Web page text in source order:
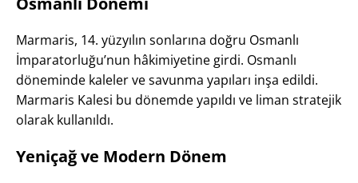
Marmaris, 14. yüzyılın sonlarına doğru Osmanlı
İmparatorluğu’nun hâkimiyetine girdi. Osmanlı
döneminde kaleler ve savunma yapıları inşa edildi.
Marmaris Kalesi bu dönemde yapıldı ve liman stratejik
olarak kullanıldı.
Yeniçağ ve Modern Dönem